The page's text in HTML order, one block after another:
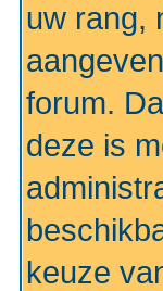
uw rang,
forum.
deze is
keuze